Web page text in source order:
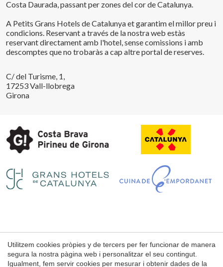
Costa Daurada, passant per zones del cor de Catalunya.
A Petits Grans Hotels de Catalunya et garantim el millor preu i
condicions. Reservant a través de la nostra web estàs
reservant directament amb l'hotel, sense comissions i amb
descomptes que no trobaràs a cap altre portal de reserves.
C/ del Turisme, 1,
17253 Vall-llobrega
Girona
Avís Legal
Condicions d'ús de la web
Utilitzem cookies pròpies y de tercers per fer funcionar de manera
segura la nostra pàgina web i personalitzar el seu contingut.
Igualment, fem servir cookies per mesurar i obtenir dades de la
Acceptar totes